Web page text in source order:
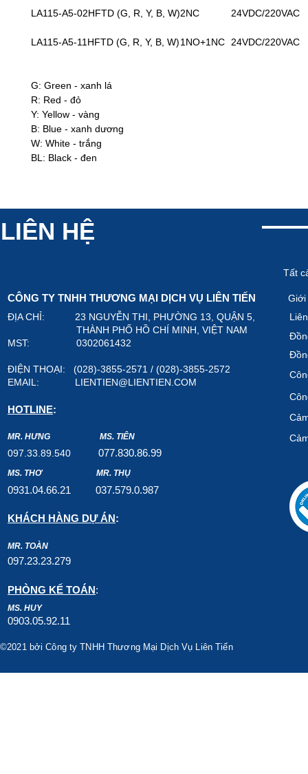
LA115-A5-02HFTD (G, R, Y, B, W)2NC 24VDC/220VAC
LA115-A5-11HFTD (G, R, Y, B, W)1NO+1NC 24VDC/220VAC
G: Green - xanh lá
R: Red - đỏ
Y: Yellow - vàng
B: Blue - xanh dương
W: White - trắng
BL: Black - đen
LIÊN HỆ
CÔNG TY TNHH THƯƠNG MẠI DỊCH VỤ LIÊN TIẾN
ĐỊA CHỈ: 23 NGUYỄN THI, PHƯỜNG 13, QUẬN 5,
THÀNH PHỐ HỒ CHÍ MINH, VIỆT NAM
MST: 0302061432
ĐIỆN THOẠI: (028)-3855-2571 / (028)-3855-2572
EMAIL: LIENTIEN@LIENTIEN.COM
HOTLINE:
MR. HƯNG MS. TIÊN
097.33.89.540 077.830.86.99
MS. THƠ MR. THỤ
0931.04.66.21 037.579.0.987
KHÁCH HÀNG DỰ ÁN:
MR. TOÀN
097.23.23.279
PHÒNG KẾ TOÁN:
MS. HUY
0903.05.92.11
Tất
Giới
©2021 bởi Công ty TNHH Thương Mại Dịch Vụ Liên Tiến